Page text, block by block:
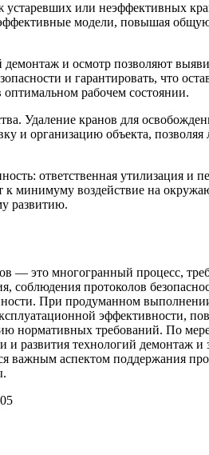
или неэффективных
модели, повышая
демонтаж и осмотр позволяют
и гарантировать, что
оптимальном рабочем состоянии.
Удаление кранов для
и организацию объекта, позволяя
ответственная утилизация и
к минимуму воздействие на
развитию.
— это многогранный процесс,
соблюдения протоколов
При продуманном
эффективности,
нормативных требований. По
и развития технологий демонтаж и
важным аспектом поддержания